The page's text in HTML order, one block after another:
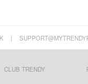
|
CLUB TRENDY